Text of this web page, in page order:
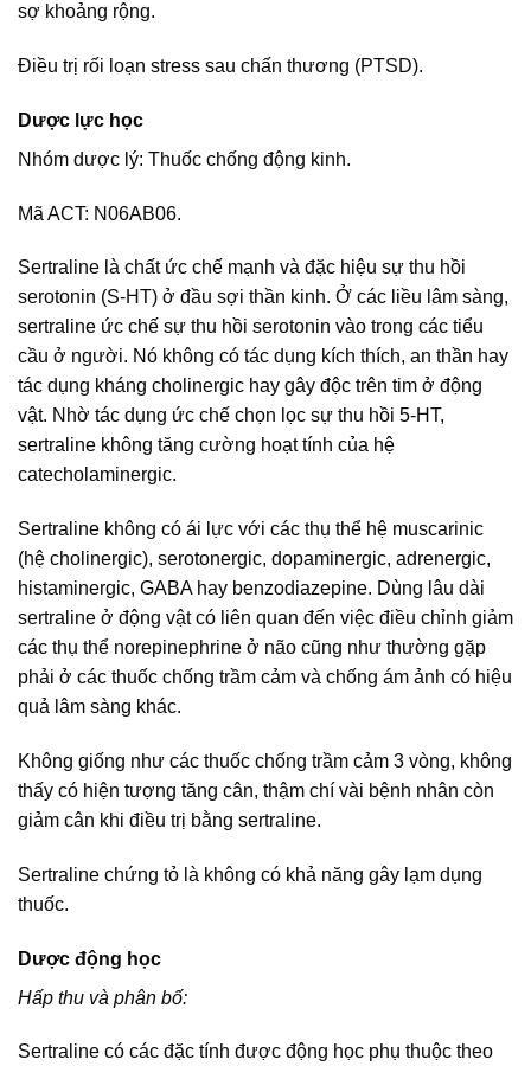
sợ khoảng rộng.
Điều trị rối loạn stress sau chấn thương (PTSD).
Dược lực học
Nhóm dược lý: Thuốc chống động kinh.
Mã ACT: N06AB06.
Sertraline là chất ức chế mạnh và đặc hiệu sự thu hồi
serotonin (S-HT) ở đầu sợi thần kinh. Ở các liều lâm sàng,
sertraline ức chế sự thu hồi serotonin vào trong các tiểu
cầu ở người. Nó không có tác dụng kích thích, an thần hay
tác dụng kháng cholinergic hay gây độc trên tim ở động
vật. Nhờ tác dụng ức chế chọn lọc sự thu hồi 5-HT,
sertraline không tăng cường hoạt tính của hệ
catecholaminergic.
Sertraline không có ái lực với các thụ thể hệ muscarinic
(hệ cholinergic), serotonergic, dopaminergic, adrenergic,
histaminergic, GABA hay benzodiazepine. Dùng lâu dài
sertraline ở động vật có liên quan đến việc điều chỉnh giảm
các thụ thể norepinephrine ở não cũng như thường gặp
phải ở các thuốc chống trầm cảm và chống ám ảnh có hiệu
quả lâm sàng khác.
Không giống như các thuốc chống trầm cảm 3 vòng, không
thấy có hiện tượng tăng cân, thậm chí vài bệnh nhân còn
giảm cân khi điều trị bằng sertraline.
Sertraline chứng tỏ là không có khả năng gây lạm dụng
thuốc.
Dược động học
Hấp thu và phân bố:
Sertraline có các đặc tính được động học phụ thuộc theo